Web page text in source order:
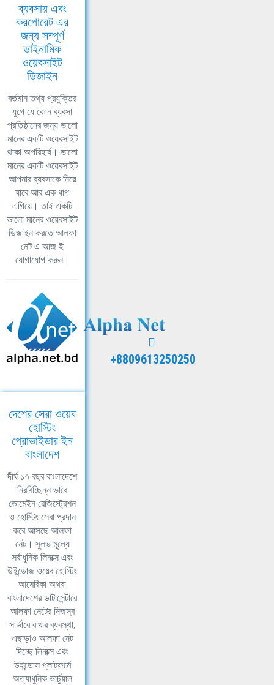
ব্যবসায় এবং
করপোরেট এর
জন্য সম্পূর্ণ
ডাইনামিক
ওয়েবসাইট
ডিজাইন
বর্তমান তথ্য প্রযুক্তির
যুগে যে কোন ব্যবসা
প্রতিষ্ঠানের জন্য ভালো
মানের একটি ওয়েবসাইট
থাকা অপরিহার্য। ভালো
মানের একটি ওয়েবসাইট
আপনার ব্যবসাকে নিয়ে
যাবে আর এক ধাপ
এগিয়ে। তাই একটি
ভালো মানের ওয়েবসাইট
ডিজাইন করতে আলফা
নেট এ আজ ই
যোগাযোগ করুন।
+8809613250250
দেশের সেরা ওয়েব
হোস্টিং
প্রোভাইডার ইন
বাংলাদেশ
দীর্ঘ ১৭ বছর বাংলাদেশে
নিরবিচ্ছিন্ন ভাবে
ডোমেইন রেজিস্ট্রেশন
ও হোস্টিং সেবা প্রদান
করে আসছে আলফা
নেট। সুলভ মূল্যে
সর্বাধুনিক লিনাক্স এবং
উইন্ডোজ ওয়েব হোস্টিং
আমেরিকা অথবা
বাংলাদেশের ডাটাসেন্টারে
আলফা নেটের নিজস্ব
সার্ভারে রাখার ব্যবস্থা,
এছাড়াও আলফা নেট
দিচ্ছে লিনাক্স এবং
উইন্ডোস প্লাটফর্মে
অত্যাধুনিক ভার্চুয়াল